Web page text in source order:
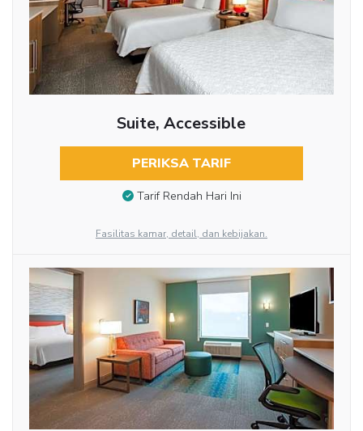
Suite, Accessible
PERIKSA TARIF
Tarif Rendah Hari Ini
Fasilitas kamar, detail, dan kebijakan.